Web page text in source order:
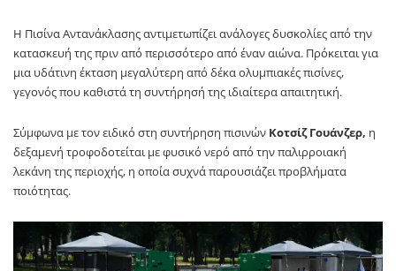
Η Πισίνα Αντανάκλασης αντιμετωπίζει ανάλογες δυσκολίες από την
κατασκευή της πριν από περισσότερο από έναν αιώνα. Πρόκειται για
μια υδάτινη έκταση μεγαλύτερη από δέκα ολυμπιακές πισίνες,
γεγονός που καθιστά τη συντήρησή της ιδιαίτερα απαιτητική.
Σύμφωνα με τον ειδικό στη συντήρηση πισινών Κοτσίζ Γουάνζερ, η
δεξαμενή τροφοδοτείται με φυσικό νερό από την παλιρροιακή
λεκάνη της περιοχής, η οποία συχνά παρουσιάζει προβλήματα
ποιότητας.